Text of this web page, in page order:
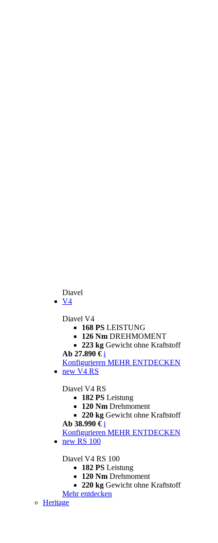
Diavel
V4
Diavel V4
168 PS LEISTUNG
126 Nm DREHMOMENT
223 kg Gewicht ohne Kraftstoff
Ab 27.890 € i
Konfigurieren MEHR ENTDECKEN
new V4 RS
Diavel V4 RS
182 PS Leistung
120 Nm Drehmoment
220 kg Gewicht ohne Kraftstoff
Ab 38.990 € i
Konfigurieren MEHR ENTDECKEN
new RS 100
Diavel V4 RS 100
182 PS Leistung
120 Nm Drehmoment
220 kg Gewicht ohne Kraftstoff
Mehr entdecken
Heritage